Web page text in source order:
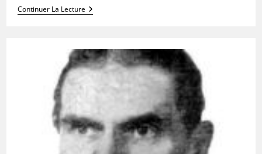
Continuer La LectureLa
Fête